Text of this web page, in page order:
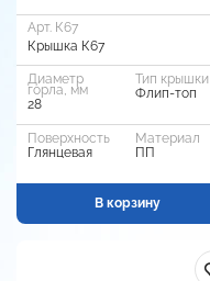
Арт. К67
Крышка К67
Диаметр
горла, мм
28
Тип крышки
Флип-топ
Поверхность
Глянцевая
Материал
ПП
В корзину